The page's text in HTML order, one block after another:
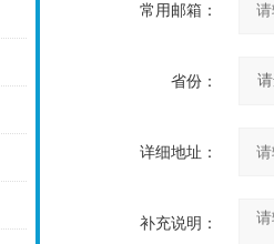
常用邮箱：
省份：
详细地址：
补充说明：